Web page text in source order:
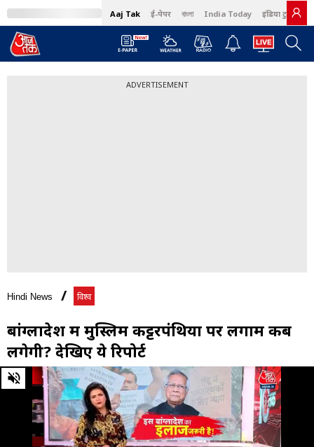
Aaj Tak ई-पेपर বাংলা India Today इंडिया टुडे हिंदी
ADVERTISEMENT
Hindi News विश्व
बांग्लादेश में मुस्लिम कट्टरपंथियों पर लगाम कब
लगेगी? देखिए ये रिपोर्ट
0
of
minutes,
seconds